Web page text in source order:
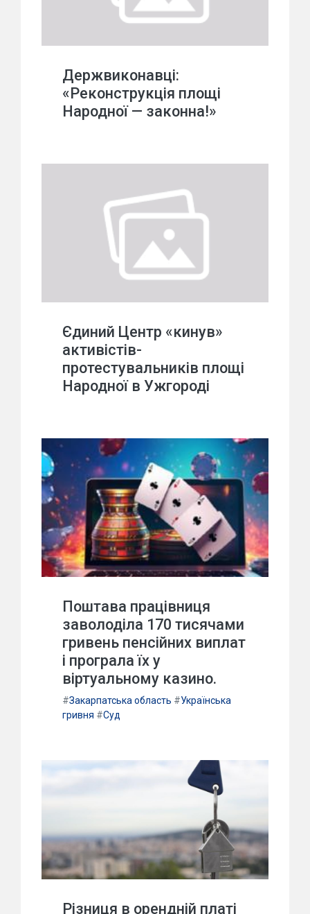
Держвиконавці:
«Реконструкція площі
Народної — законна!»
Єдиний Центр «кинув»
активістів-
протестувальників площі
Народної в Ужгороді
Поштава працівниця
заволоділа 170 тисячами
гривень пенсійних виплат
і програла їх у
віртуальному казино.
#Закарпатська область #Українська
гривня #Суд
Різниця в орендній платі